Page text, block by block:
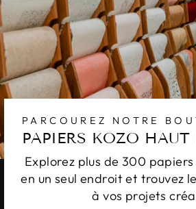
PARCOUREZ NOTRE
PAPIERS KOZO
Explorez plus de 300
en un seul endroit et trouvez
à vos projets